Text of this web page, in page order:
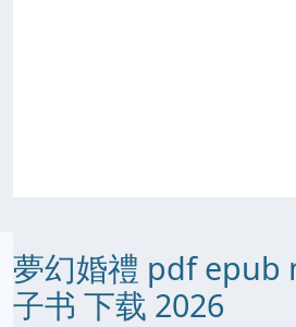
夢幻婚禮 pdf epub
子书 下载 2026